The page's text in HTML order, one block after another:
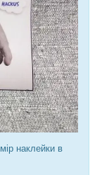
наклейки в